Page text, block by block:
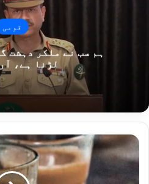
قومی
ہم سب نے ملکر دہشت
لڑنا ہے،
ب
ڑ
ھ